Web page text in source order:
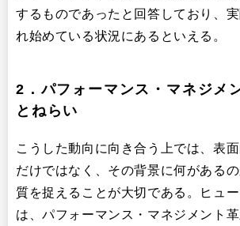
するものであったと回答しており、
れ始めている状況にあるといえる。
2．パフォーマンス・マネジメ
とねらい
こうした動向に向き合う上では、表
だけではなく、その背景に何がある
質を捉えることが大切である。ヒュ
は、パフォーマンス・マネジメント